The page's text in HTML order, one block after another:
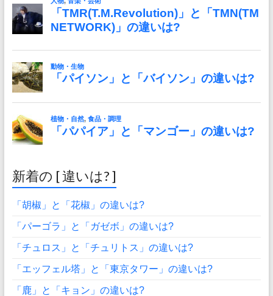
新着の [ 違いは? ]
「胡椒」と「花椒」の違いは?
「パーゴラ」と「ガゼボ」の違いは?
「チュロス」と「チュリトス」の違いは?
「エッフェル塔」と「東京タワー」の違いは?
「鹿」と「キョン」の違いは?